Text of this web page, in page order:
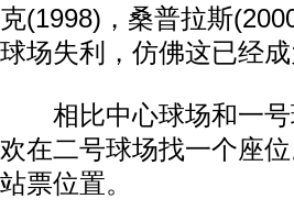
克(1998)，桑普拉斯
球场失利，仿佛这已经
相比中心球场和一号
欢在二号球场找一个座
站票位置。